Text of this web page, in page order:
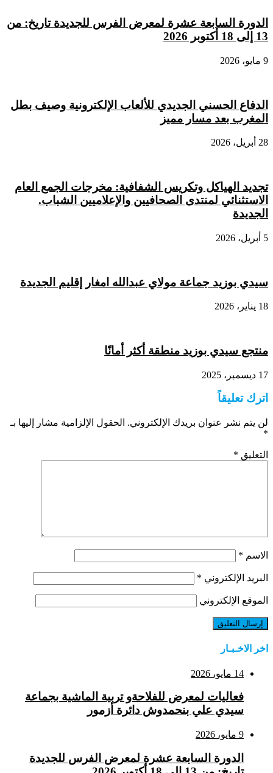
الدورة السابعة عشرة لمعرض الفرس للجديدة تاريخ: من
13 إلى 18 أكتوبر 2026
9 مايو، 2026
الدفاع الحسني الجديدي للألعاب الإلكترونية وصيف بطل
المغرب بعد مسار مميز
28 أبريل، 2026
تجديد الهياكل وتكريس الشفافية: مخرجات الجمع العام
الاستثنائي لمنتدى الصحافيين والإعلاميين الشباب.
الجديدة
5 أبريل، 2026
سيدي بوزيد جماعة مولاي عبدالله امغار إقليم الجديدة
18 يناير، 2026
منتجع سيدي بوزيد منطقة أكثر أمانًا
17 ديسمبر، 2025
اترك تعليقاً
لن يتم نشر عنوان بريدك الإلكتروني. الحقول الإلزامية مشار إليها بـ
*
التعليق *
الاسم *
البريد الإلكتروني *
الموقع الإلكتروني
اخر الاخـبـار
14 مايو، 2026
فعاليات لمعرض للفلاحةو تربية الماشية بجماعة
سيدي علي بنحمدوش دائرة أزمور
9 مايو، 2026
الدورة السابعة عشرة لمعرض الفرس للجديدة